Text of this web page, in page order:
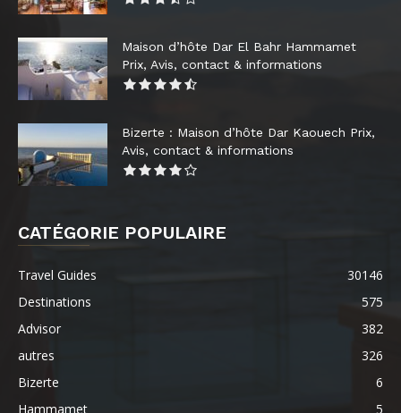
Maison d’hôte Dar El Bahr Hammamet
Prix, Avis, contact & informations
Bizerte : Maison d’hôte Dar Kaouech Prix,
Avis, contact & informations
CATÉGORIE POPULAIRE
Travel Guides
30146
Destinations
575
Advisor
382
autres
326
Bizerte
6
Hammamet
5